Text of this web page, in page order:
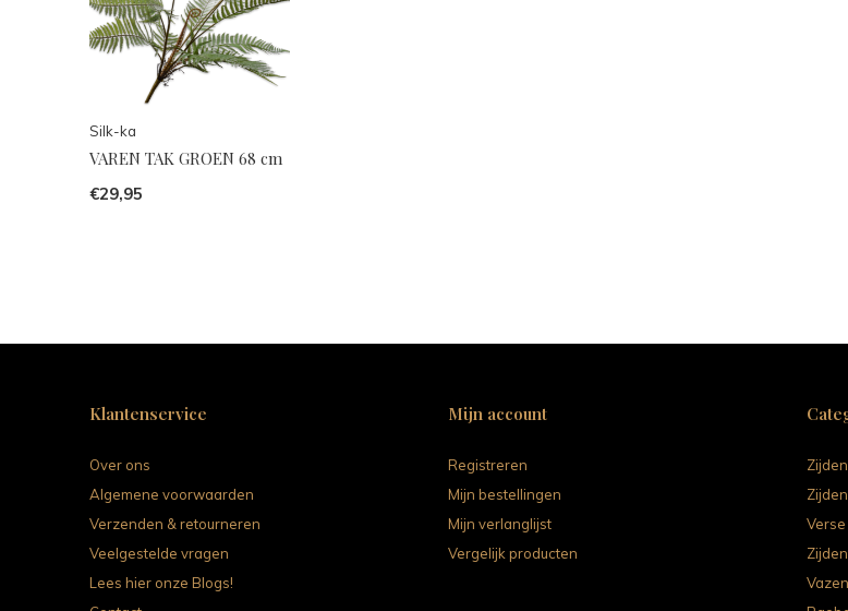
Silk-ka
VAREN TAK GROEN 68 cm
€29,95
Klantenservice
Over ons
Algemene voorwaarden
Verzenden & retourneren
Veelgestelde vragen
Lees hier onze Blogs!
Mijn account
Registreren
Mijn bestellingen
Mijn verlanglijst
Vergelijk producten